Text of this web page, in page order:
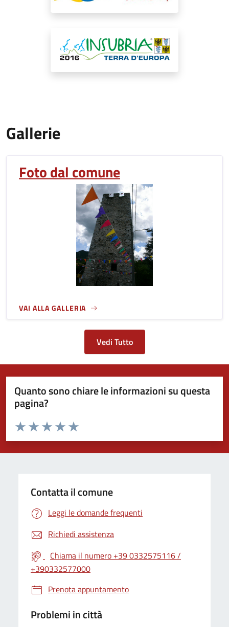
Gallerie
Foto dal comune
VAI ALLA GALLERIA
Vedi Tutto
Quanto sono chiare le informazioni su questa
pagina?
Valuta da 1 a 5 stelle la pagina
Valuta 5 stelle su 5
Valuta 4 stelle su 5
Valuta 3 stelle su 5
Valuta 2 stelle su 5
Valuta 1 stelle su 5
Contatta il comune
Leggi le domande frequenti
Richiedi assistenza
Chiama il numero +39 0332575116 /
+390332577000
Prenota appuntamento
Problemi in città